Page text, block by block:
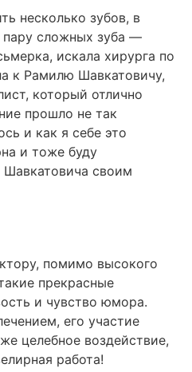
несколько зубов, в
пару сложных зуба —
искала хирурга по
к Рамилю Шавкатовичу,
который отлично
прошло не так
и как я себе это
и тоже буду
своим
помимо высокого
прекрасные
и чувство юмора.
его участие
целебное воздействие,
работа!